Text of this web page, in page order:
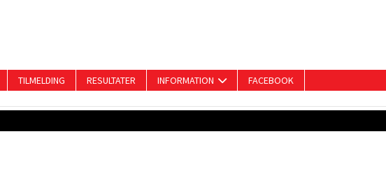
TILMELDING RESULTATER INFORMATION FACEBOOK